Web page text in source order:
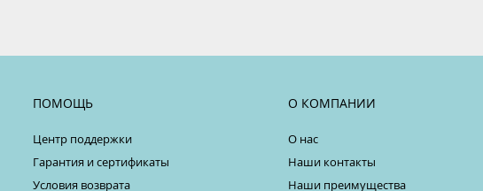
ПОМОЩЬ
Центр поддержки
Гарантия и сертификаты
Условия возврата
О КОМПАНИИ
О нас
Наши контакты
Наши преимущества